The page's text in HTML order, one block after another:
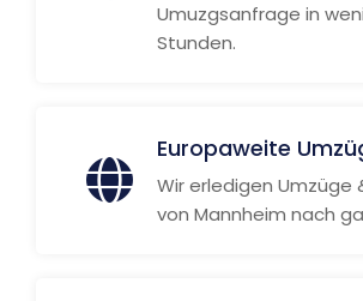
Umuzgsanfrage in
Stunden.
Europaweite
Wir erledigen Umzüge
von Mannheim nach